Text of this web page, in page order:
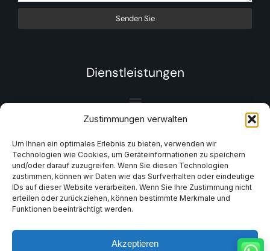
Zustimmungen verwalten
Um Ihnen ein optimales Erlebnis zu bieten, verwenden wir
Technologien wie Cookies, um Geräteinformationen zu speichern
und/oder darauf zuzugreifen. Wenn Sie diesen Technologien
zustimmen, können wir Daten wie das Surfverhalten oder eindeutige
IDs auf dieser Website verarbeiten. Wenn Sie Ihre Zustimmung nicht
erteilen oder zurückziehen, können bestimmte Merkmale und
Funktionen beeinträchtigt werden.
Akzeptieren
Senden Sie
Dienstleistungen